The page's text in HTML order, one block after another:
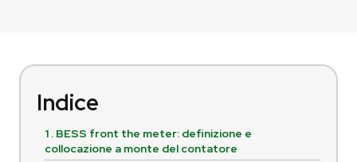
Indice
1 . BESS front the meter: definizione e
collocazione a monte del contatore